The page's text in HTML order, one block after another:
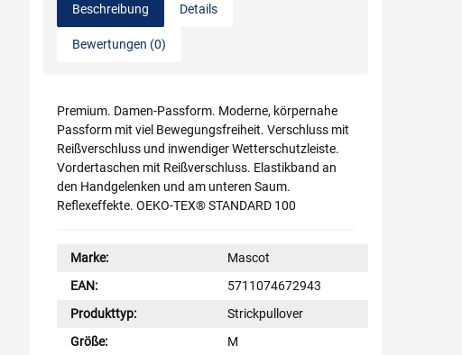
Beschreibung Details
Bewertungen (0)
Premium. Damen-Passform. Moderne, körpernahe
Passform mit viel Bewegungsfreiheit. Verschluss mit
Reißverschluss und inwendiger Wetterschutzleiste.
Vordertaschen mit Reißverschluss. Elastikband an
den Handgelenken und am unteren Saum.
Reflexeffekte. OEKO-TEX® STANDARD 100
Marke:
Mascot
EAN:
5711074672943
Produkttyp:
Strickpullover
Größe:
M